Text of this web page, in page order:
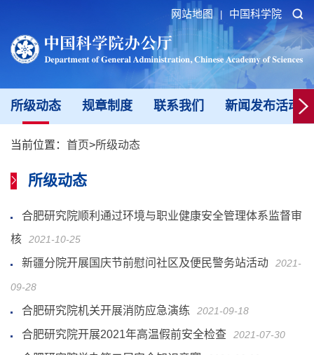
网站地图 中国科学院
所级动态 规章制度 联系我们 新闻发布活动
当前位置： 首页>所级动态
所级动态
合肥研究院顺利通过环境与职业健康安全管理体系监督审
核
2021-10-25
新疆分院开展国庆节前慰问社区及便民警务站活动 2021-
09-28
合肥研究院机关开展消防应急演练 2021-09-18
合肥研究院开展2021年高温假前安全检查 2021-07-30